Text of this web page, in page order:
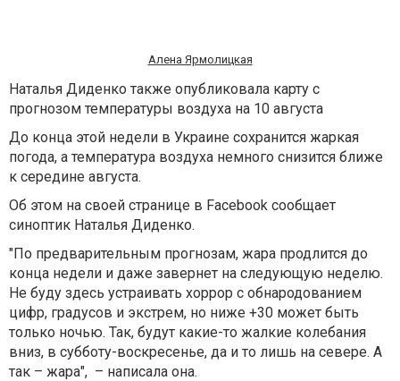
Алена Ярмолицкая
Наталья Диденко также опубликовала карту с
прогнозом температуры воздуха на 10 августа
До конца этой недели в Украине сохранится жаркая
погода, а температура воздуха немного снизится ближе
к середине августа.
Об этом на своей странице в Facebook сообщает
синоптик Наталья Диденко.
"По предварительным прогнозам, жара продлится до
конца недели и даже завернет на следующую неделю.
Не буду здесь устраивать хоррор с обнародованием
цифр, градусов и экстрем, но ниже +30 может быть
только ночью. Так, будут какие-то жалкие колебания
вниз, в субботу-воскресенье, да и то лишь на севере. А
так – жара", – написала она.